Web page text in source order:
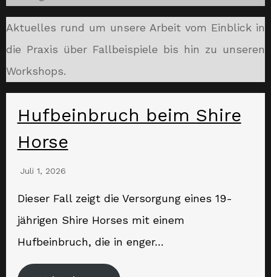
Aktuelles rund um unsere Arbeit vom Einblick in
die Praxis über Fallbeispiele bis hin zu unseren
Workshops.
Hufbeinbruch beim Shire
Horse
Juli 1, 2026
Dieser Fall zeigt die Versorgung eines 19-
jährigen Shire Horses mit einem
Hufbeinbruch, die in enger…